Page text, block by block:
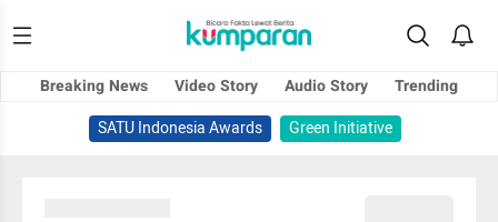
Breaking News Video Story Audio Story
Trending
SATU Indonesia Awards
Green Initiative